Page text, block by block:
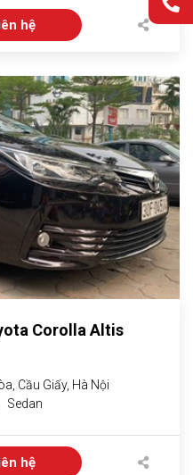
hệ
Corolla Altis
Cầu Giấy, Hà Nội
Sedan
hệ